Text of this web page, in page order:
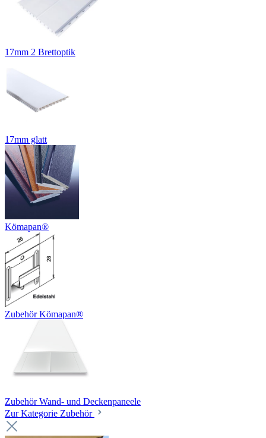
17mm 2 Brettoptik
17mm glatt
Kömapan®
Zubehör Kömapan®
Zubehör Wand- und Deckenpaneele
Zur Kategorie Zubehör